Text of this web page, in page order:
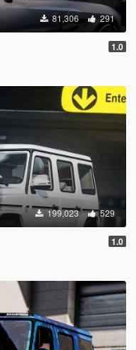
81,306 291
1.0
199,023 529
1.0